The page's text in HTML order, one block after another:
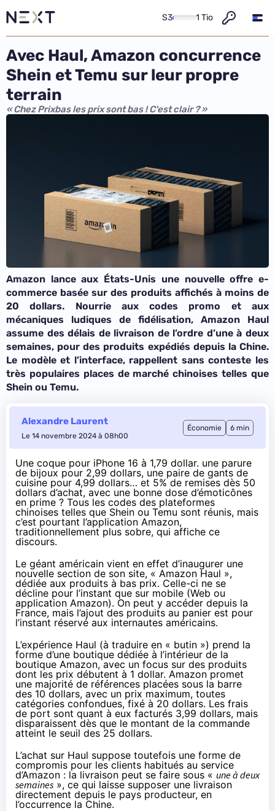
S3 1 Tio
Avec Haul, Amazon concurrence
Shein et Temu sur leur propre
terrain
« Chez Prixbas les prix sont bas ! C'est clair ? »
Amazon lance aux États-Unis une nouvelle offre e-
commerce basée sur des produits affichés à moins de
20 dollars. Nourrie aux codes promo et aux
mécaniques ludiques de fidélisation, Amazon Haul
assume des délais de livraison de l’ordre d’une à deux
semaines, pour des produits expédiés depuis la Chine.
Le modèle et l’interface, rappellent sans conteste les
très populaires places de marché chinoises telles que
Shein ou Temu.
Alexandre Laurent
Le 14 novembre 2024 à 08h00
Économie 6 min
Une coque pour iPhone 16 à 1,79 dollar. une parure
de bijoux pour 2,99 dollars, une paire de gants de
cuisine pour 4,99 dollars… et 5% de remises dès 50
dollars d’achat, avec une bonne dose d’émoticônes
en prime ? Tous les codes des plateformes
chinoises telles que Shein ou Temu sont réunis, mais
c’est pourtant l’application Amazon,
traditionnellement plus sobre, qui affiche ce
discours.
Le géant américain vient en effet d’inaugurer une
nouvelle section de son site, « Amazon Haul »,
dédiée aux produits à bas prix. Celle-ci ne se
décline pour l’instant que sur mobile (Web ou
application Amazon). On peut y accéder depuis la
France, mais l’ajout des produits au panier est pour
l’instant réservé aux internautes américains.
L’expérience Haul (à traduire en « butin ») prend la
forme d’une boutique dédiée à l’intérieur de la
boutique Amazon, avec un focus sur des produits
dont les prix débutent à 1 dollar. Amazon promet
une majorité de références placées sous la barre
des 10 dollars, avec un prix maximum, toutes
catégories confondues, fixé à 20 dollars. Les frais
de port sont quant à eux facturés 3,99 dollars, mais
disparaissent dès que le montant de la commande
atteint le seuil des 25 dollars.
L’achat sur Haul suppose toutefois une forme de
compromis pour les clients habitués au service
d’Amazon : la livraison peut se faire sous « une à deux
semaines », ce qui laisse supposer une livraison
directement depuis le pays producteur, en
l’occurrence la Chine.